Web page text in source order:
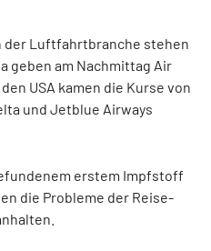
der Luftfahrtbranche stehen
geben am Nachmittag Air
USA kamen die Kurse von
und Jetblue Airways
erstem Impfstoff
die Probleme der Reise-